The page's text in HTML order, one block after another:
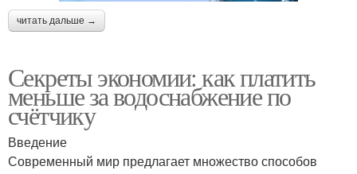
читать дальше →
Секреты экономии: как платить
меньше за водоснабжение по
счётчику
Введение
Современный мир предлагает множество способов